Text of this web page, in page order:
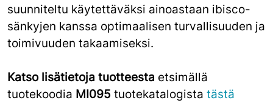
suunniteltu käytettäväksi ainoastaan ibisco-
sänkyjen kanssa optimaalisen turvallisuuden ja
toimivuuden takaamiseksi.
Katso lisätietoja tuotteesta etsimällä
tuotekoodia MI095 tuotekatalogista tästä